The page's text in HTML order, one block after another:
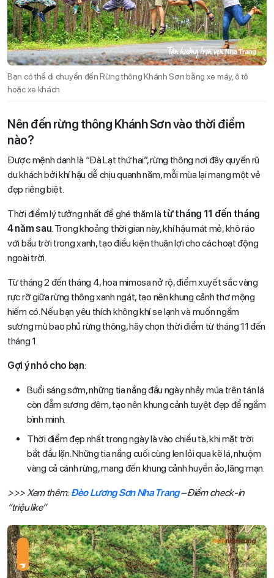
Bạn có thể di chuyển đến Rừng thông Khánh Sơn bằng xe máy, ô tô
hoặc xe khách
Nên đến rừng thông Khánh Sơn vào thời điểm
nào?
Được mệnh danh là “Đà Lạt thứ hai”, rừng thông nơi đây quyến rũ
du khách bởi khí hậu dễ chịu quanh năm, mỗi mùa lại mang một vẻ
đẹp riêng biệt.
Thời điểm lý tưởng nhất để ghé thăm là từ tháng 11 đến tháng
4 năm sau . Trong khoảng thời gian này, khí hậu mát mẻ, khô ráo
với bầu trời trong xanh, tạo điều kiện thuận lợi cho các hoạt động
ngoài trời.
Từ tháng 2 đến tháng 4, hoa mimosa nở rộ, điểm xuyết sắc vàng
rực rỡ giữa rừng thông xanh ngát, tạo nên khung cảnh thơ mộng
hiếm có. Nếu bạn yêu thích không khí se lạnh và muốn ngắm
sương mù bao phủ rừng thông, hãy chọn thời điểm từ tháng 11 đến
tháng 1.
Gợi ý nhỏ cho bạn:
Buổi sáng sớm, những tia nắng đầu ngày nhảy múa trên tán lá
còn đẫm sương đêm, tạo nên khung cảnh tuyệt đẹp để ngắm
bình minh.
Thời điểm đẹp nhất trong ngày là vào chiều tà, khi mặt trời
bắt đầu lặn. Những tia nắng cuối cùng len lỏi qua kẽ lá, nhuộm
vàng cả cánh rừng, mang đến khung cảnh huyền ảo, lãng mạn.
>>> Xem thêm:Đèo Lương Sơn Nha Trang– Điểm check-in
“triệu like”